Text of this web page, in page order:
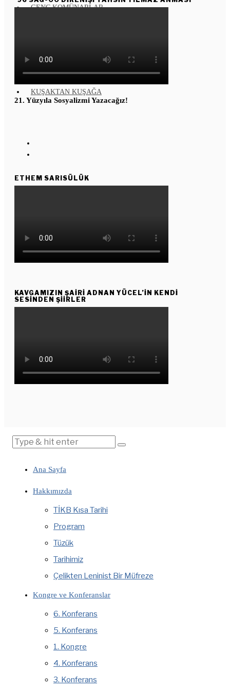
GENÇ KOMÜNARLAR
Kızıl Yıldız
Köşe Taşı
KUŞAKTAN KUŞAĞA
21. Yüzyıla Sosyalizmi Yazacağız!
ETHEM SARISÜLÜK
KAVGAMIZIN ŞAIRI ADNAN YÜCEL’IN KENDI
SESINDEN ŞIIRLER
Ana Sayfa
Hakkımızda
TİKB Kısa Tarihi
Program
Tüzük
Tarihimiz
Çelikten Leninist Bir Müfreze
Kongre ve Konferanslar
6. Konferans
5. Konferans
1. Kongre
4. Konferans
3. Konferans